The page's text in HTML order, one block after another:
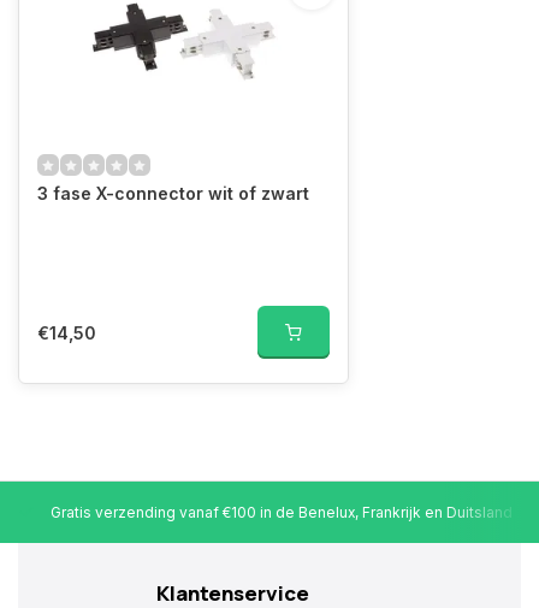
3 fase X-connector wit of zwart
€14,50
Gratis verzending vanaf €100 in de Benelux, Frankrijk en Duitsland
Klantenservice